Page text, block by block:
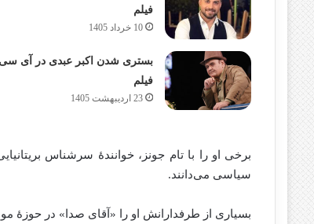
فیلم
10 خرداد 1405
بستری شدن اکبر عبدی در آی
فیلم
23 اردیبهشت 1405
برخی او را با تام جونز، خوانندهٔ سرشناس
سیاسی می‌دانند.
بسیاری از طرفدارانش او را «آقای صدا» در حوزهٔ